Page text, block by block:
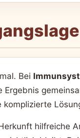
Bei
hilfreiche